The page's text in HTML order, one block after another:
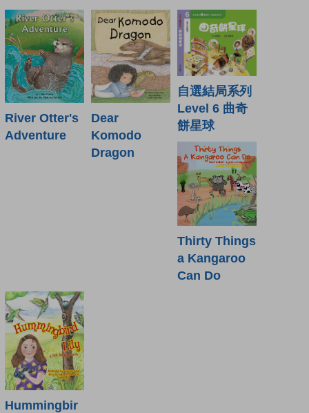
River Otter's
Adventure
Dear
Komodo
Dragon
自選結局系列
Level 6 曲奇
餅星球
Thirty Things
a Kangaroo
Can Do
Hummingbir